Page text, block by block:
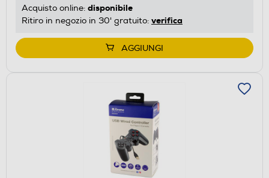
Acquisto online: disponibile
Ritiro in negozio in 30' gratuito: verifica
AGGIUNGI